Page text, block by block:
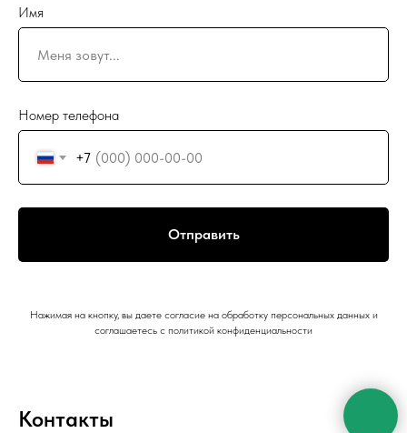
Имя
Номер телефона
+7
Отправить
Нажимая на кнопку, вы даете согласие на обработку персональных данных и
соглашаетесь c политикой конфиденциальности
Контакты